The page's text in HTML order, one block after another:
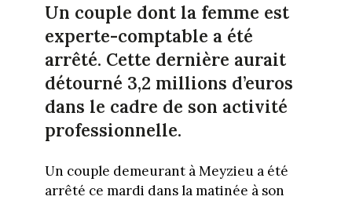
Un couple dont la femme est
experte-comptable a été
arrêté. Cette dernière aurait
détourné 3,2 millions d’euros
dans le cadre de son activité
professionnelle.
Un couple demeurant à Meyzieu a été
arrêté ce mardi dans la matinée à son